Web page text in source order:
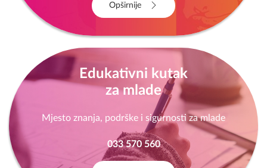
Opširnije
Edukativni kutak
za mlade
Mjesto znanja, podrške i sigurnosti za mlade
033 570 560